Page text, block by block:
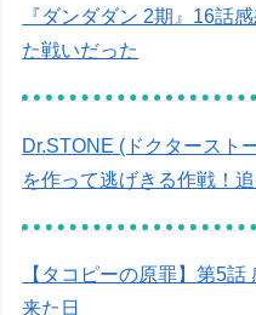
『ダンダダン 2期』16話
た戦いだった
Dr.STONE (ドクタースト
を作って逃げきる作戦！
【タコピーの原罪】第5
来た日